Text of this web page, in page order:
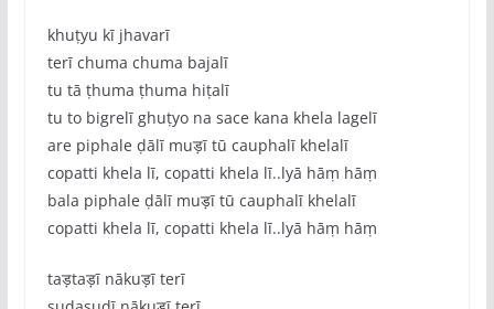
khuṭyu kī jhavarī
terī chuma chuma bajalī
tu tā ṭhuma ṭhuma hiṭalī
tu to bigrelī ghuṭyo na sace kana khela lagelī
are piphale ḍālī muड़ī tū cauphalī khelalī
copatti khela lī, copatti khela lī..lyā hāṃ hāṃ
bala piphale ḍālī muड़ī tū cauphalī khelalī
copatti khela lī, copatti khela lī..lyā hāṃ hāṃ
taड़taड़ī nākuड़ī terī